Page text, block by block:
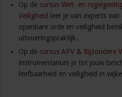
Op de cursus Wet- en
Veiligheid
leer je van experts
openbare orde en veiligheid
uitvoeringspraktijk.
Op de cursus APV & Bijzondere
instrumentarium je tot jouw
leefbaarheid en veiligheid in